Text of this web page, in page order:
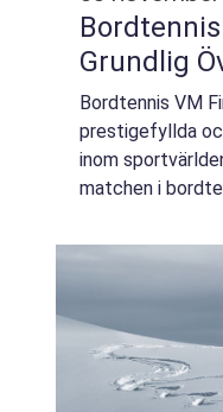
Grundlig
Bordtennis VM
prestigefyllda
inom
matchen i
för att kora en